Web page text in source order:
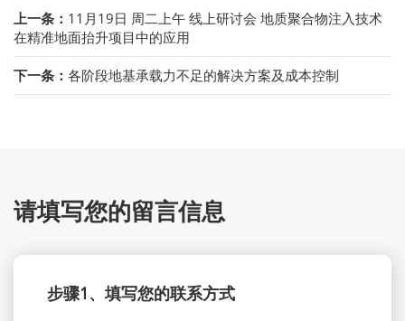
上一条： 11月19日 周二上午 线上研讨会 地质聚合物注入技术
在精准地面抬升项目中的应用
下一条： 各阶段地基承载力不足的解决方案及成本控制
请填写您的留言信息
步骤1、填写您的联系方式